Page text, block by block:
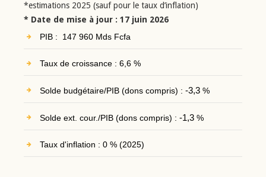
*estimations 2025 (sauf pour le taux d’inflation)
* Date de mise à jour : 17 juin 2026
PIB : 147 960 Mds Fcfa
Taux de croissance : 6,6 %
Solde budgétaire/PIB (dons compris) : -3,3%
Solde ext. cour./PIB (dons compris) : -1,3%
Taux d'inflation : 0 % (2025)